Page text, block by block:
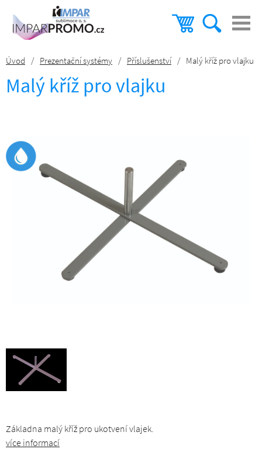
Úvod / Prezentační systémy / Příslušenství / Malý kříž pro vlajku
Malý kříž pro vlajku
Základna malý kříž pro ukotvení vlajek.
více informací